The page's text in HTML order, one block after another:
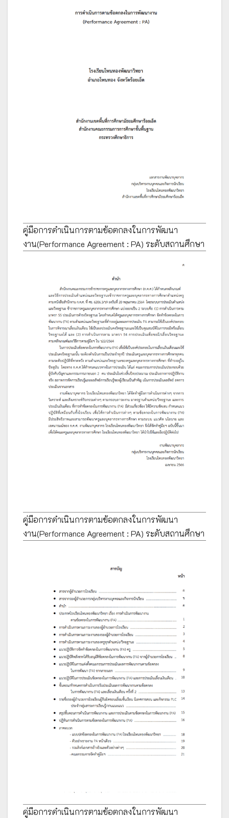
คู่มือการดำเนินการตามข้อตกลงในการพัฒนา
งาน(Performance Agreement : PA) ระดับสถานศึกษา
คู่มือการดำเนินการตามข้อตกลงในการพัฒนา
งาน(Performance Agreement : PA) ระดับสถานศึกษา
คู่มือการดำเนินการตามข้อตกลงในการพัฒนา